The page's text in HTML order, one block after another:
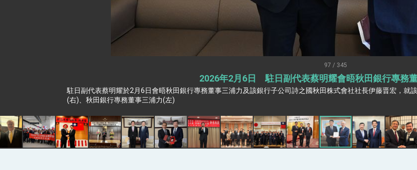
外交部長林佳龍午宴歡迎美國聯邦參議員蓋耶哥訪問團
外交部長林佳龍接見美國智庫「德國馬歇爾基金會」訪問團一行，深化跨大西洋戰略夥伴關係
臺美經貿談判獲階段性成果 卓揆期勉爭取時間完成「臺美對等貿易協定」簽署
卓揆：臺美關稅談判階段性結果有助臺灣取得有利戰略地位 全力支持「臺美對等貿易協定」簽署
外交部與數位發展部攜手合作，整合台灣雄厚數位實力，達成固邦榮邦目標
外交部長林佳龍主持第35次「參與亞太經濟合作策略小組」跨部會會議
民調顯示多數國人滿意政府外交表現，高度支持「總合外交」與台歐美日關係深化
總統以「韌性之島，希望之光」為題發表2026新 年談話
97 / 345
2026年2月6日 駐日副代表蔡明耀會晤秋田銀行專務
駐日副代表蔡明耀於2月6日會晤秋田銀行專務董事三浦力及該銀行子公司詩之國秋田株式會社社長伊藤晋宏，就
(右)、秋田銀行專務董事三浦力(左)